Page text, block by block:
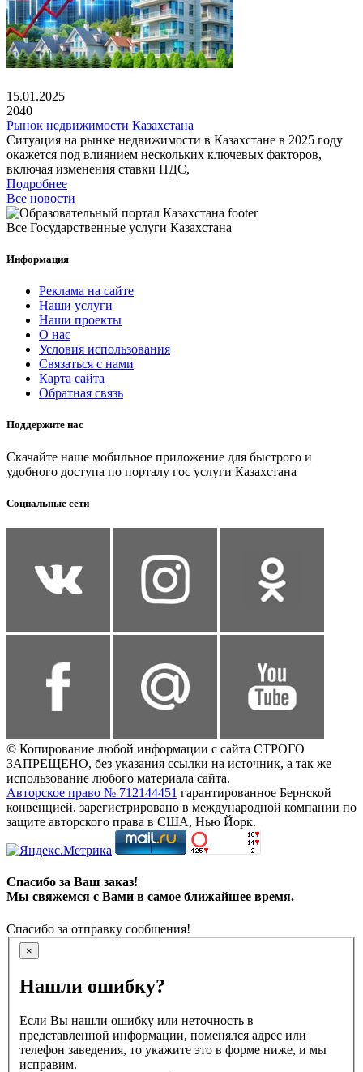
15.01.2025
2040
Рынок недвижимости Казахстана
Ситуация на рынке недвижимости в Казахстане в 2025 году
окажется под влиянием нескольких ключевых факторов,
включая изменения ставки НДС,
Подробнее
Все новости
Все Государственные услуги Казахстана
Информация
Реклама на сайте
Наши услуги
Наши проекты
О нас
Условия использования
Связаться с нами
Карта сайта
Обратная связь
Поддержите нас
Скачайте наше мобильное приложение для быстрого и
удобного доступа по порталу гос услуги Казахстана
Социальные сети
© Копирование любой информации с сайта СТРОГО
ЗАПРЕЩЕНО, без указания ссылки на источник, а так же
использование любого материала сайта.
Авторское право № 712144451 гарантированное Бернской
конвенцией, зарегистрировано в международной компании по
защите авторского права в США, Нью Йорк.
Спасибо за Ваш заказ!
Мы свяжемся с Вами в самое ближайшее время.
Спасибо за отправку сообщения!
×
Нашли ошибку?
Если Вы нашли ошибку или неточность в
представленной информации, поменялся адрес или
телефон заведения, то укажите это в форме ниже, и мы
исправим.